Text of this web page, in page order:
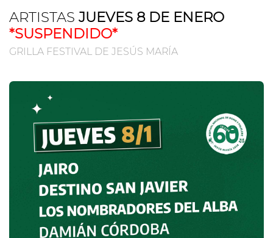
ARTISTAS JUEVES 8 DE ENERO
*SUSPENDIDO*
GRILLA FESTIVAL DE JESÚS MARÍA